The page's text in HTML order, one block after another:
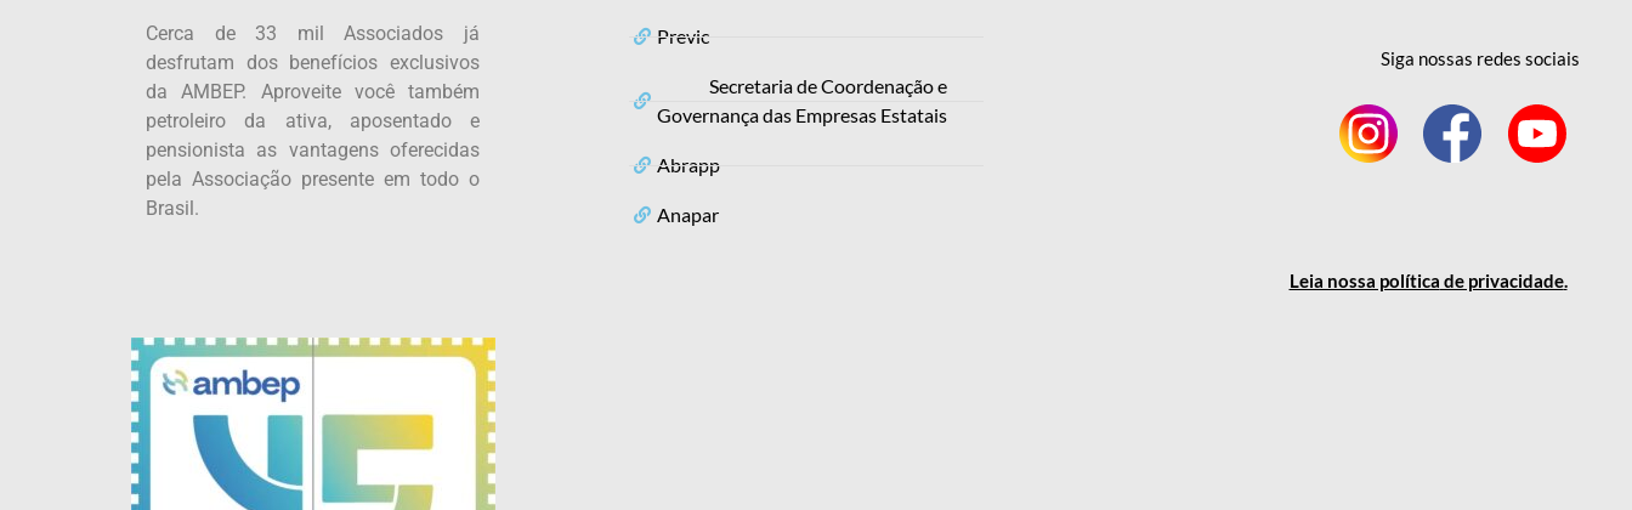
Cerca de 33 mil Associados já
desfrutam dos benefícios exclusivos
da AMBEP. Aproveite você também
petroleiro da ativa, aposentado e
pensionista as vantagens oferecidas
pela Associação presente em todo o
Brasil.
Previc
Secretaria de Coordenação e
Governança das Empresas Estatais
Abrapp
Anapar
Siga nossas redes sociais
Leia nossa política de privacidade.